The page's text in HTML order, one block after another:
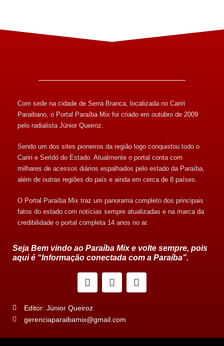
Com sede na cidade de Serra Branca, localizada no Cariri
Paraibano, o Portal Paraíba Mix foi criado em outubro de 2009
pelo radialista Júnior Queiroz.
Sendo um dos sites pioneiros da região logo conquistou todo o
Cariri e Seridó do Estado. Atualmente o portal conta com
milhares de acessos diários espalhados pelo estado da Paraíba,
além de outras regiões do país e ainda em cerca de 8 países.
O Portal Paraíba Mix traz um panorama completo dos principais
fatos do estado com notícias sempre atualizadas e na marca da
credibilidade o portal completa 14 anos no ar.
Seja Bem vindo ao Paraíba Mix e volte sempre, pois
aqui é “Informação conectada com a Paraíba”.
Editor: Júnior Queiroz
gerenciaparaibamix@gmail.com